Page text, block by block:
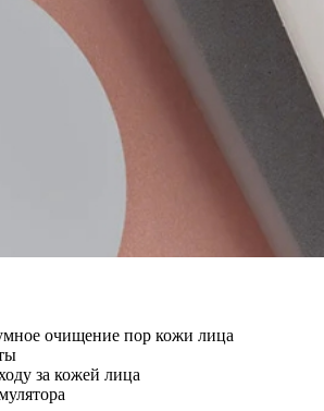
очищение пор кожи лица
за кожей лица